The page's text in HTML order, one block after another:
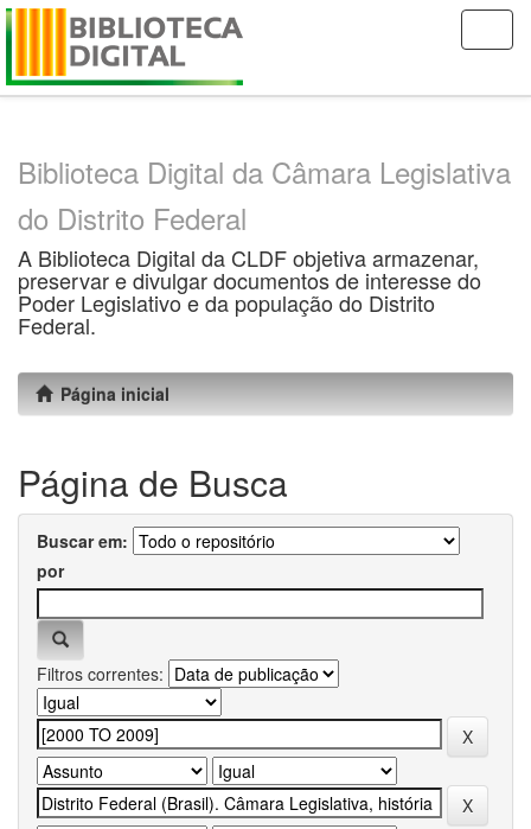
Skip
Biblioteca Digital da Câmara Legislativa
do Distrito Federal
A Biblioteca Digital da CLDF objetiva armazenar,
preservar e divulgar documentos de interesse do
Poder Legislativo e da população do Distrito
Federal.
Página inicial
Página de Busca
Buscar em:
por
Filtros correntes: